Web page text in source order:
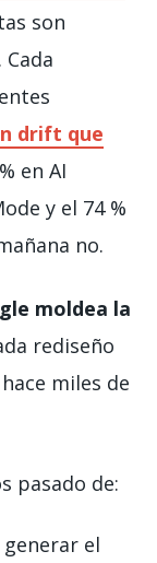
son
drift que
en AI
y el 74 %
no.
moldea la
rediseño
miles de
pasado de:
el